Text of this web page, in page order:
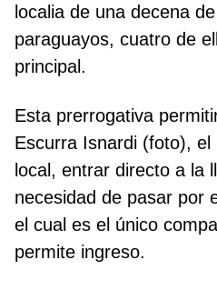
localia de una decena
paraguayos, cuatro de
principal.
Esta prerrogativa
Escurra Isnardi (foto),
local, entrar directo a la
necesidad de pasar por
el cual es el único
permite ingreso.